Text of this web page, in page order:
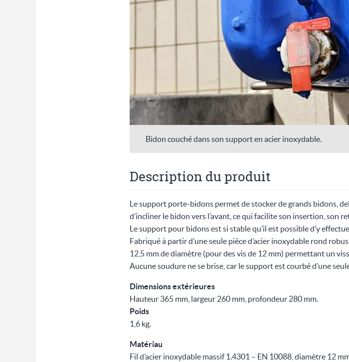
Bidon couché dans son support en acier inoxydable.
Description du produit
Le support porte-bidons permet de stocker de grands bidons,
d’incliner le bidon vers l’avant, ce qui facilite son insertion, son
Le support pour bidons est si stable qu’il est possible d’y
Fabriqué à partir d’une seule pièce d’acier inoxydable rond
12,5 mm de diamètre (pour des vis de 12 mm) permettant un
Aucune soudure ne se brise, car le support est courbé d’une
Dimensions extérieures
Hauteur 365 mm, largeur 260 mm, profondeur 280 mm.
Poids
1,6 kg.
Matériau
Fil d’acier inoxydable massif 1.4301 – EN 10088, diamètre 12